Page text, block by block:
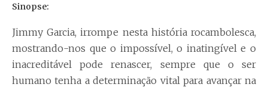
Sinopse:
Jimmy Garcia, irrompe nesta história rocambolesca,
mostrando-nos que o impossível, o inatingível e o
inacreditável pode renascer, sempre que o ser
humano tenha a determinação vital para avançar na